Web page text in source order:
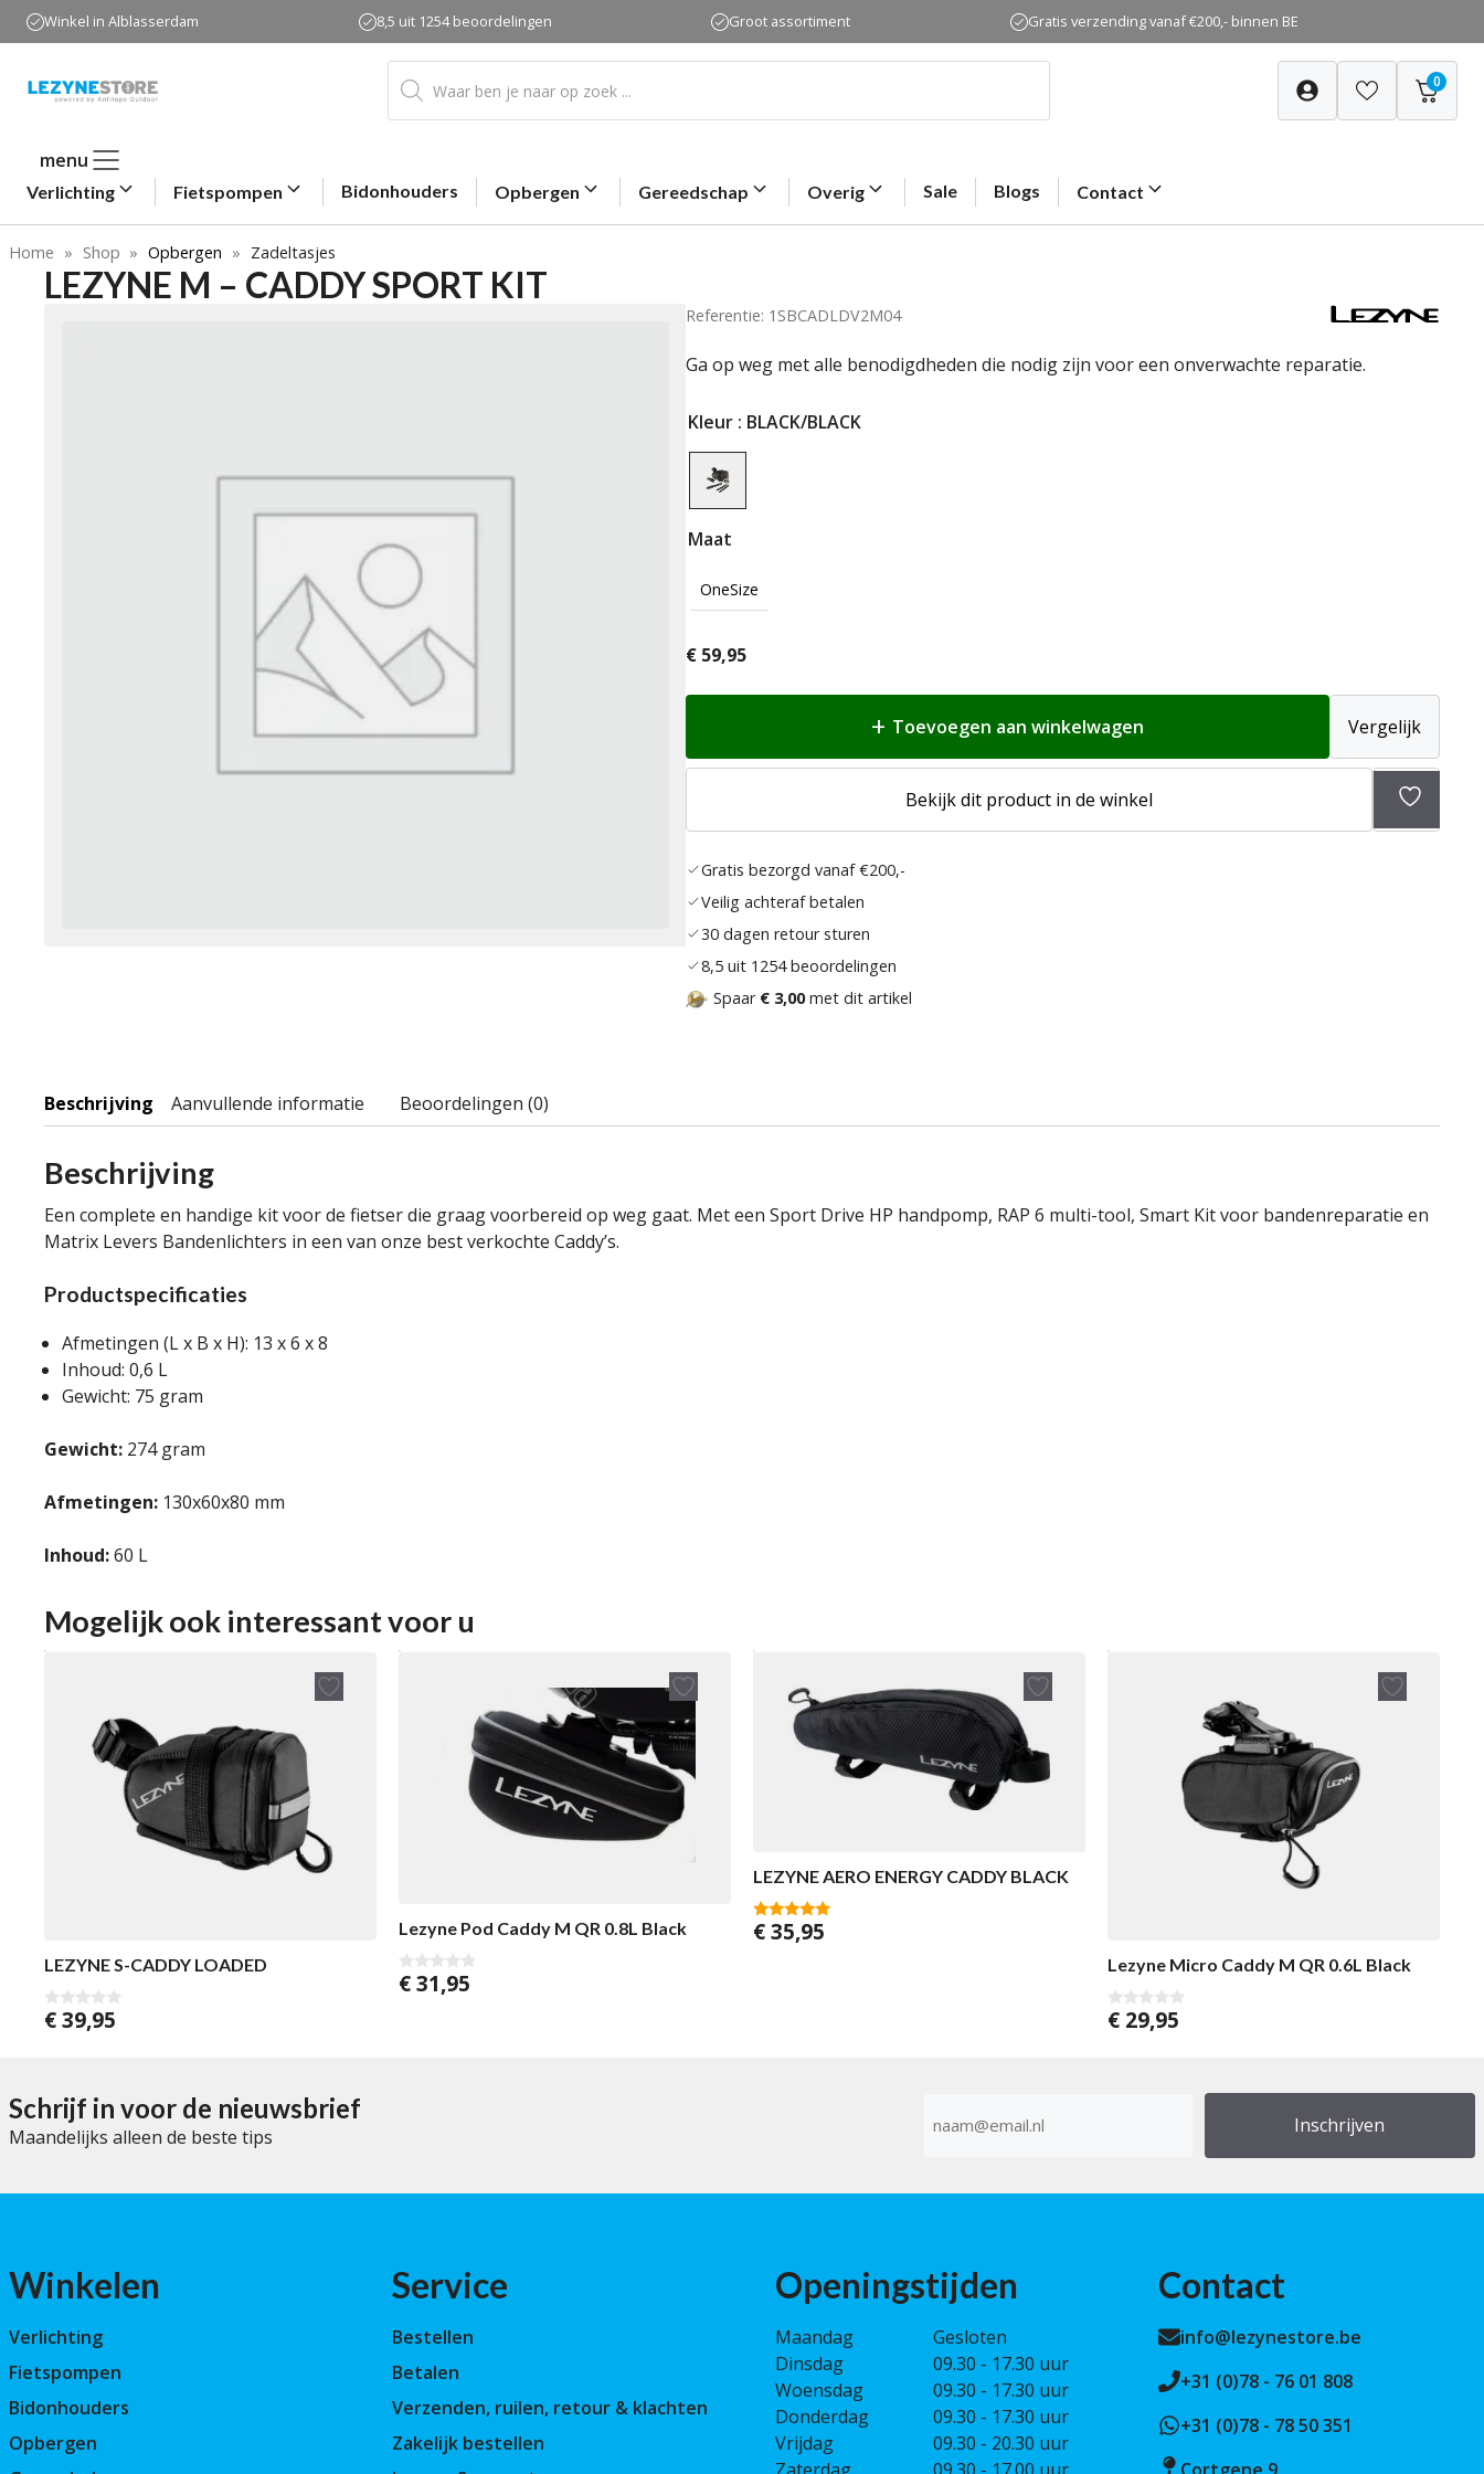
naar
inhoud
Winkel in Alblasserdam 8,5 uit 1254 beoordelingen Groot assortiment Gratis verzending vanaf €200,- binnen BE
Producten
zoeken 0
menu
Verlichting Fietspompen Bidonhouders Opbergen Gereedschap Overig Sale Blogs Contact
Home » Shop » Opbergen » Zadeltasjes
LEZYNE M – CADDY SPORT KIT
Referentie: 1SBCADLDV2M04
Ga op weg met alle benodigdheden die nodig zijn voor een onverwachte reparatie.
Kleur : BLACK/BLACK
Maat
OneSize
€ 59,95
Toevoegen aan winkelwagen Vergelijk
Bekijk dit product in de winkel
Gratis bezorgd vanaf €200,-
Veilig achteraf betalen
30 dagen retour sturen
8,5 uit 1254 beoordelingen
Spaar € 3,00met dit artikel
Beschrijving Aanvullende informatie Beoordelingen (0)
Beschrijving
Een complete en handige kit voor de fietser die graag voorbereid op weg gaat. Met een Sport Drive HP handpomp, RAP 6 multi-tool, Smart Kit voor bandenreparatie en
Matrix Levers Bandenlichters in een van onze best verkochte Caddy’s.
Productspecificaties
Afmetingen (L x B x H): 13 x 6 x 8
Inhoud: 0,6 L
Gewicht: 75 gram
Gewicht: 274 gram
Afmetingen: 130x60x80 mm
Inhoud:60 L
Mogelijk ook interessant voor u
LEZYNE S-CADDY LOADED
0
v
€39,95
Lezyne Pod Caddy M QR 0.8L Black
0
v
€31,95
LEZYNE AERO ENERGY CADDY BLACK
5.00
€35,95
Lezyne Micro Caddy M QR 0.6L Black
0
v
€ 29,95
Schrijf in voor de nieuwsbrief
Maandelijks alleen de beste tips
mailadres
Winkelen
Verlichting
Fietspompen
Bidonhouders
Opbergen
Service
Bestellen
Betalen
Verzenden, ruilen, retour & klachten
Zakelijk bestellen
Openingstijden
Maandag
Gesloten
Dinsdag
09.30 - 17.30 uur
Woensdag
09.30 - 17.30 uur
Donderdag
09.30 - 17.30 uur
Vrijdag
09.30 - 20.30 uur
Contact
info@lezynestore.be
+31 (0)78 - 76 01 808
+31 (0)78 - 78 50 351